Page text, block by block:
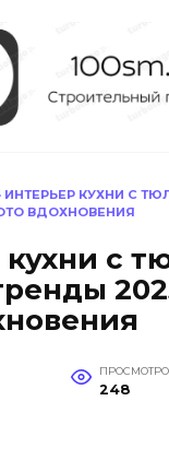
ИНТЕРЬЕР КУХНИ С
ВДОХНОВЕНИЯ
кухни с
248